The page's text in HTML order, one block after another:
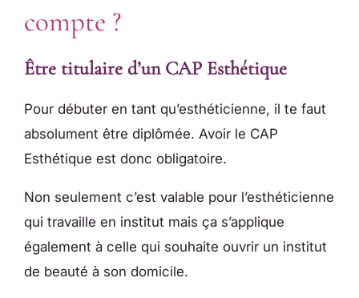
compte ?
Être titulaire d’un CAP Esthétique
Pour débuter en tant qu’esthéticienne, il te faut
absolument être diplômée. Avoir le CAP
Esthétique est donc obligatoire.
Non seulement c’est valable pour l’esthéticienne
qui travaille en institut mais ça s’applique
également à celle qui souhaite ouvrir un institut
de beauté à son domicile.